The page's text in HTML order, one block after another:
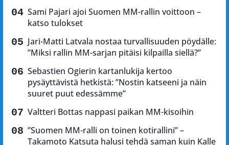
Sami Pajari ajoi Suomen MM-rallin voittoon –
katso tulokset
Jari-Matti Latvala nostaa turvallisuuden pöydälle:
”Miksi rallin MM-sarjan pitäisi kilpailla siellä?”
Sebastien Ogierin kartanlukija kertoo
pysäyttävistä hetkistä: ”Nostin katseeni ja näin
suuret puut edessämme”
Valtteri Bottas nappasi paikan MM-kisoihin
”Suomen MM-ralli on toinen kotirallini” –
Takamoto Katsuta halusi tehdä saman kuin Kalle